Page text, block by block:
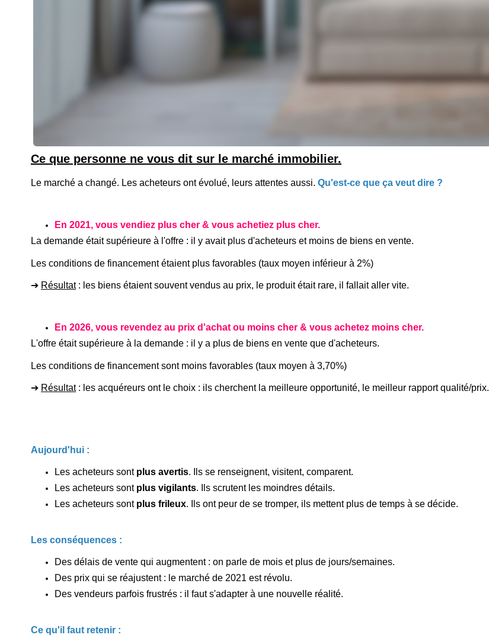
Ce que personne ne vous dit sur le marché immobilier.
Le marché a changé. Les acheteurs ont évolué, leurs attentes aussi. Qu'est-ce que ça veut dire ?
En 2021, vous vendiez plus cher & vous achetiez plus cher.
La demande était supérieure à l'offre : il y avait plus d'acheteurs et moins de biens en vente.
Les conditions de financement étaient plus favorables (taux moyen inférieur à 2%)
➔ Résultat: les biens étaient souvent vendus au prix, le produit était rare, il fallait aller vite.
En 2026, vous revendez au prix d'achat ou moins cher & vous achetez moins cher.
L'offre était supérieure à la demande : il y a plus de biens en vente que d'acheteurs.
Les conditions de financement sont moins favorables (taux moyen à 3,70%)
➔ Résultat: les acquéreurs ont le choix : ils cherchent la meilleure opportunité, le meilleur rapport qualité/prix.
Aujourd'hui :
Les acheteurs sont plus avertis. Ils se renseignent, visitent, comparent.
Les acheteurs sont plus vigilants. Ils scrutent les moindres détails.
Les acheteurs sont plus frileux. Ils ont peur de se tromper, ils mettent plus de temps à se décide.
Les conséquences :
Des délais de vente qui augmentent : on parle de mois et plus de jours/semaines.
Des prix qui se réajustent : le marché de 2021 est révolu.
Des vendeurs parfois frustrés : il faut s'adapter à une nouvelle réalité.
Ce qu'il faut retenir :